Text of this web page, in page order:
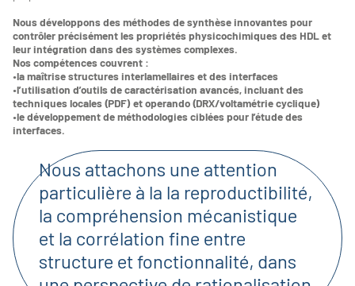
Nous développons des méthodes de synthèse innovantes pour
contrôler précisément les propriétés physicochimiques des HDL et
leur intégration dans des systèmes complexes.
Nos compétences couvrent :
•la maîtrise structures interlamellaires et des interfaces
•l’utilisation d’outils de caractérisation avancés, incluant des
techniques locales (PDF) et operando (DRX/voltamétrie cyclique)
•le développement de méthodologies ciblées pour l’étude des
interfaces.
Nous attachons une attention
particulière à la la reproductibilité,
la compréhension mécanistique
et la corrélation fine entre
structure et fonctionnalité, dans